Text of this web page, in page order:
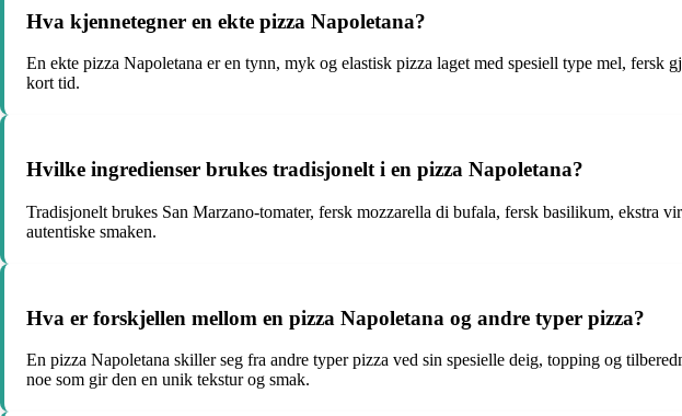
Hva kjennetegner en ekte pizza Napoletana?
En ekte pizza Napoletana er en tynn, myk og elastisk pizza laget med spesiell type mel,
kort tid.
Hvilke ingredienser brukes tradisjonelt i en pizza Napoletana?
Tradisjonelt brukes San Marzano-tomater, fersk mozzarella di bufala, fersk basilikum, ekstra
autentiske smaken.
Hva er forskjellen mellom en pizza Napoletana og andre typer pizza?
En pizza Napoletana skiller seg fra andre typer pizza ved sin spesielle deig, topping og
noe som gir den en unik tekstur og smak.